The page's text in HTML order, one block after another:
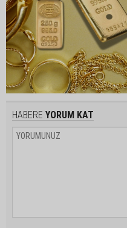
HABERE YORUM KAT